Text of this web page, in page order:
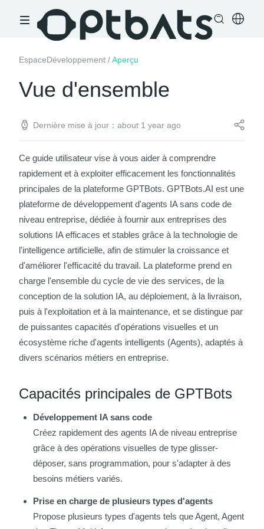
EspaceDéveloppement /Aperçu
Vue d'ensemble
Dernière mise à jour：about 1 year ago
Ce guide utilisateur vise à vous aider à comprendre
rapidement et à exploiter efficacement les fonctionnalités
principales de la plateforme GPTBots. GPTBots.AI est une
plateforme de développement d'agents IA sans code de
niveau entreprise, dédiée à fournir aux entreprises des
solutions IA efficaces et stables grâce à la technologie de
l'intelligence artificielle, afin de stimuler la croissance et
d'améliorer l'efficacité du travail. La plateforme prend en
charge l'ensemble du cycle de vie des services, de la
conception de la solution IA, au déploiement, à la livraison,
puis à l'exploitation et à la maintenance, et se distingue par
de puissantes capacités d'opérations visuelles et un
écosystème riche d'agents intelligents (Agents), adaptés à
divers scénarios métiers en entreprise.
Capacités principales de GPTBots
Développement IA sans code
Créez rapidement des agents IA de niveau entreprise
grâce à des opérations visuelles de type glisser-
déposer, sans programmation, pour s'adapter à des
besoins métiers variés.
Prise en charge de plusieurs types d'agents
Propose plusieurs types d'agents tels que Agent, Agent